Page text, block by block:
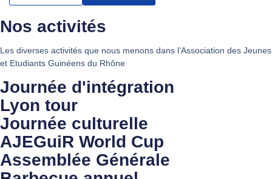
Nos activités
Les diverses activités que nous menons dans l’Association des Jeunes
et Etudiants Guinéens du Rhône
Journée d'intégration
Lyon tour
Journée culturelle
AJEGuiR World Cup
Assemblée Générale